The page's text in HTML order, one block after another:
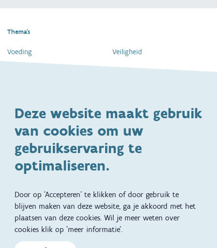
Deze website maakt gebruik
van cookies om uw
gebruikservaring te
optimaliseren.
Door op 'Accepteren' te klikken of door gebruik te
blijven maken van deze website, ga je akkoord met het
plaatsen van deze cookies. Wil je meer weten over
cookies klik op 'meer informatie'.
Thema's
Voeding
Ontwikkeling en gedrag
Specifieke
ondersteuningsbehoefte
Zwangerschap en geboorte
Slapen
Veiligheid
Dagelijkse verzorging
Gezinsleven
Adoptie
Kinderwens
Voet
Kind en Gezin diensten
Aanbod tijdens de
Vertalingen